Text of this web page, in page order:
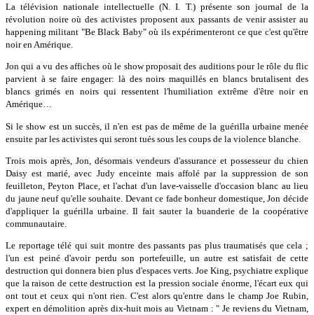
La télévision nationale intellectuelle (N. I. T.) présente son journal de la
révolution noire où des activistes proposent aux passants de venir assister au
happening militant "Be Black Baby" où ils expérimenteront ce que c'est qu'être
noir en Amérique.
Jon qui a vu des affiches où le show proposait des auditions pour le rôle du flic
parvient à se faire engager: là des noirs maquillés en blancs brutalisent des
blancs grimés en noirs qui ressentent l'humiliation extrême d'être noir en
Amérique…
Si le show est un succès, il n'en est pas de même de la guérilla urbaine menée
ensuite par les activistes qui seront tués sous les coups de la violence blanche.
Trois mois après, Jon, désormais vendeurs d'assurance et possesseur du chien
Daisy est marié, avec Judy enceinte mais affolé par la suppression de son
feuilleton, Peyton Place, et l'achat d'un lave-vaisselle d'occasion blanc au lieu
du jaune neuf qu'elle souhaite. Devant ce fade bonheur domestique, Jon décide
d'appliquer la guérilla urbaine. Il fait sauter la buanderie de la coopérative
communautaire.
Le reportage télé qui suit montre des passants pas plus traumatisés que cela ;
l'un est peiné d'avoir perdu son portefeuille, un autre est satisfait de cette
destruction qui donnera bien plus d'espaces verts. Joe King, psychiatre explique
que la raison de cette destruction est la pression sociale énorme, l'écart eux qui
ont tout et ceux qui n'ont rien. C'est alors qu'entre dans le champ Joe Rubin,
expert en démolition après dix-huit mois au Vietnam : " Je reviens du Vietnam,